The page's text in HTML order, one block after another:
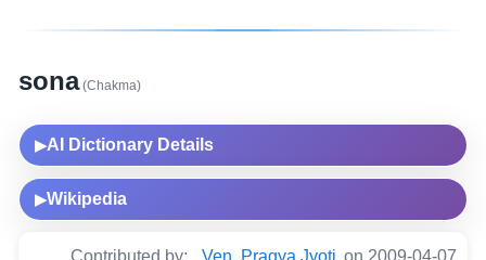
sona(Chakma)
▶AI Dictionary Details
▶Wikipedia